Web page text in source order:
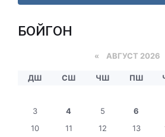
БОЙГОНӢ
« АВГУСТ 2026
ДШ СШ ЧШ ПШ
3
4 5 6
10
11 12 13